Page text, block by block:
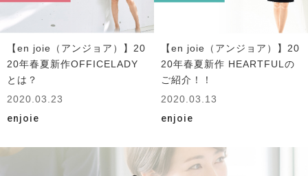
【en joie（アンジョア）】20
20年春夏新作OFFICELADY
とは？
2020.03.23
enjoie
【en joie（アンジョア）】20
20年春夏新作 HEARTFULの
ご紹介！！
2020.03.13
enjoie